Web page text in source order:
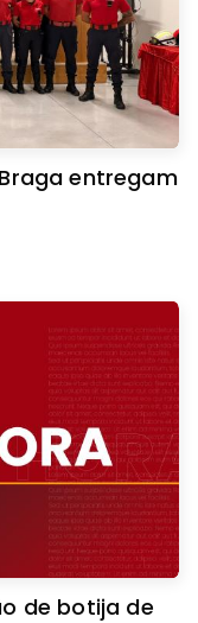
entregam
de botija de